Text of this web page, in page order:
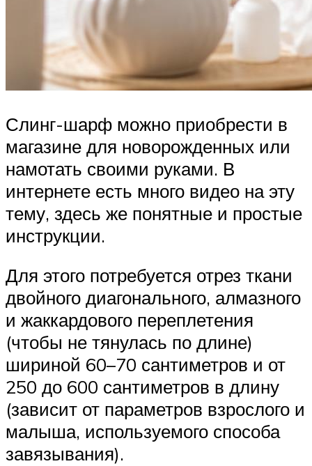
Слинг-шарф можно приобрести в
магазине для новорожденных или
намотать своими руками. В
интернете есть много видео на эту
тему, здесь же понятные и простые
инструкции.
Для этого потребуется отрез ткани
двойного диагонального, алмазного
и жаккардового переплетения
(чтобы не тянулась по длине)
шириной 60–70 сантиметров и от
250 до 600 сантиметров в длину
(зависит от параметров взрослого и
малыша, используемого способа
завязывания).